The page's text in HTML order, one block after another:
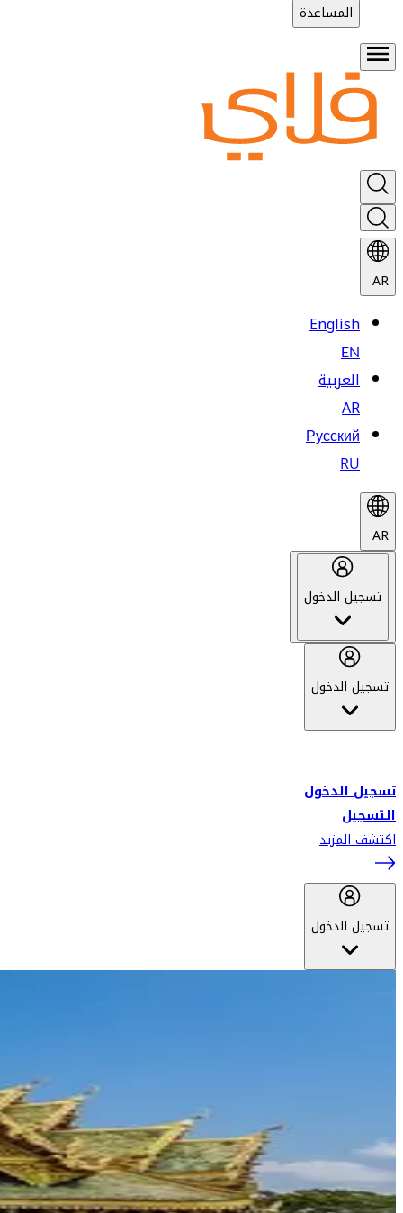
المساعدة
AR
English
EN
العربية
AR
Русский
RU
AR
تسجيل الدخول
تسجيل الدخول
تسجيل الدخول
التسجيل
اكتشف المزيد
تسجيل الدخول